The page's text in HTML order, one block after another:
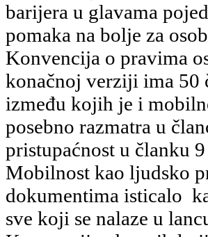
barijera u glavama
pomaka na bolje za
Konvencija o pravima
konačnoj verziji ima 50
između kojih je i
posebno razmatra u
pristupaćnost u članku
Mobilnost kao ljudsko
dokumentima isticalo
sve koji se nalaze u